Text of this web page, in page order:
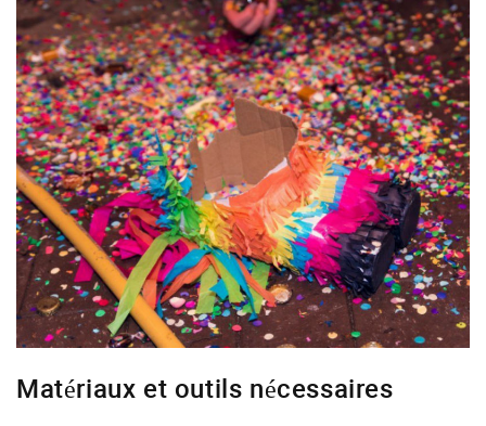
Matériaux et outils nécessaires